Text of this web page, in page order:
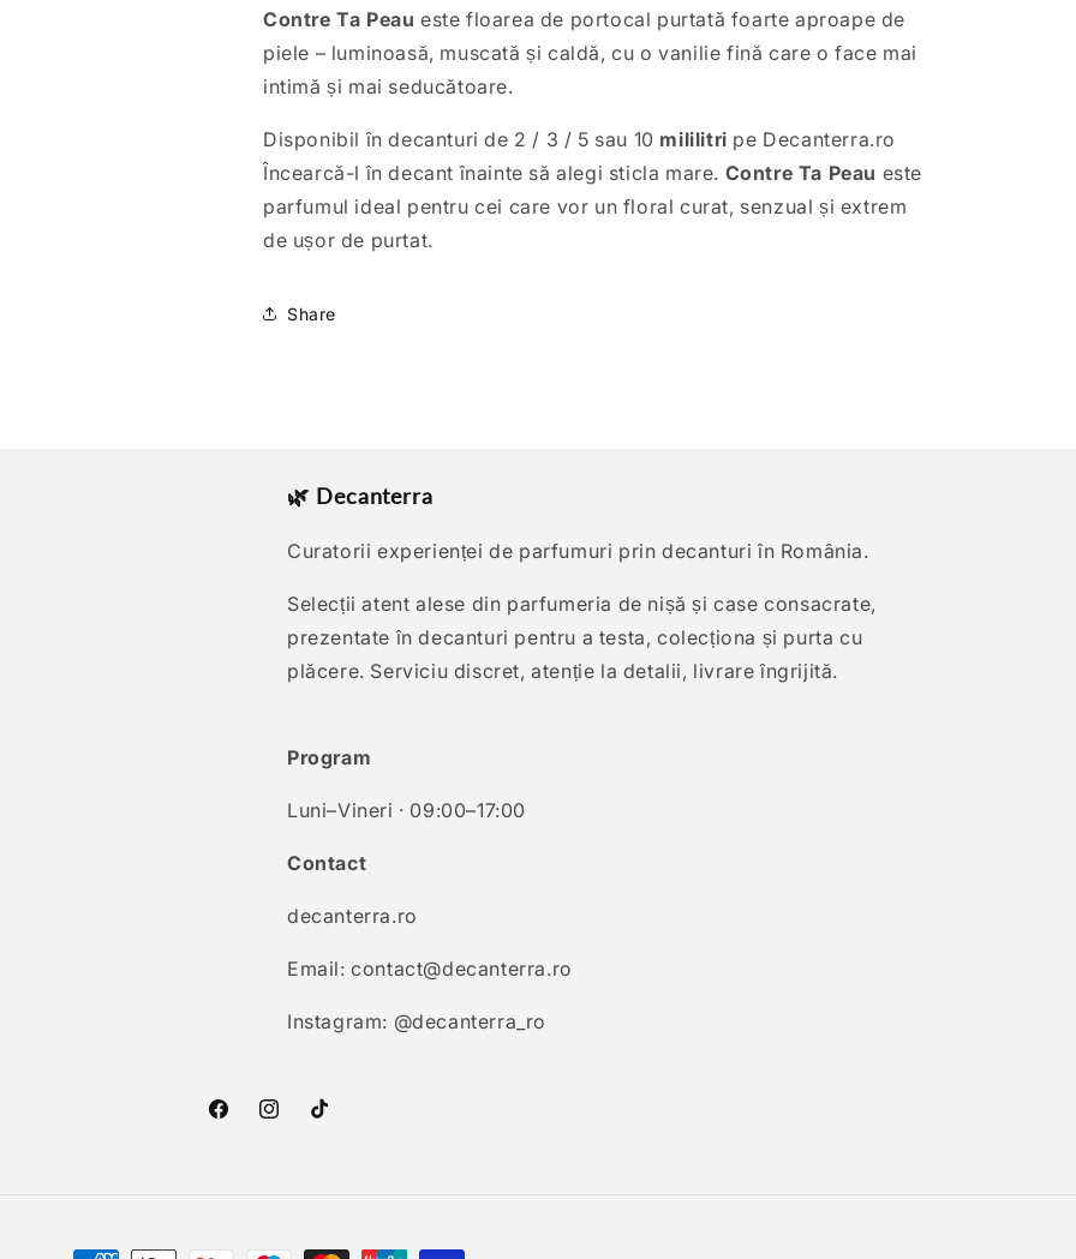
Contre Ta Peau este floarea de portocal purtată foarte aproape de
piele – luminoasă, muscată și caldă, cu o vanilie fină care o face mai
intimă și mai seducătoare.
Disponibil în decanturi de 2 / 3 / 5 sau 10 mililitri pe Decanterra.ro
Încearcă-l în decant înainte să alegi sticla mare. Contre Ta Peau este
parfumul ideal pentru cei care vor un floral curat, senzual și extrem
de ușor de purtat.
Share
🌿 Decanterra
Curatorii experienței de parfumuri prin decanturi în România.
Selecții atent alese din parfumeria de nișă și case consacrate,
prezentate în decanturi pentru a testa, colecționa și purta cu
plăcere. Serviciu discret, atenție la detalii, livrare îngrijită.
Program
Luni–Vineri · 09:00–17:00
Contact
decanterra.ro
Email: contact@decanterra.ro
Instagram: @decanterra_ro
FacebookInstagramTikTok